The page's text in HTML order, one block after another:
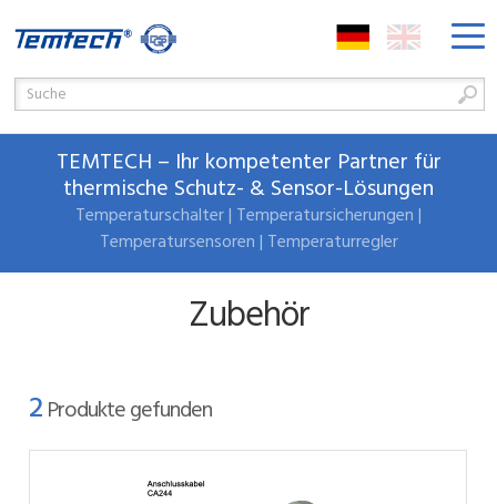
TEMTECH – Ihr kompetenter Partner für
thermische Schutz- & Sensor-Lösungen
Temperaturschalter | Temperatursicherungen |
Temperatursensoren | Temperaturregler
Zubehör
2Produkte gefunden